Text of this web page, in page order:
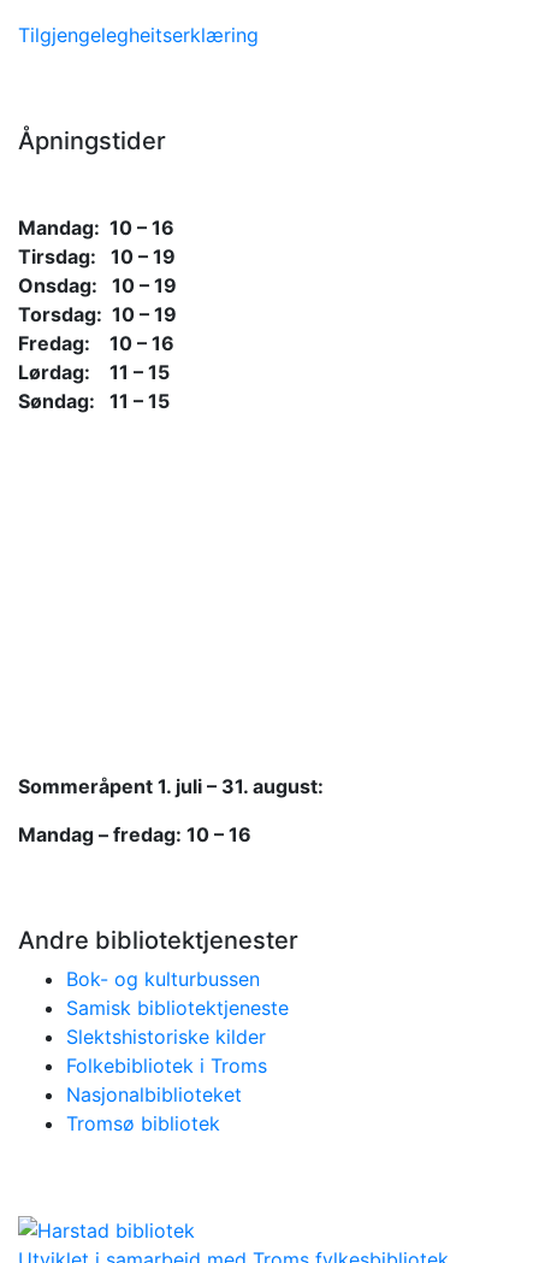
Tilgjengelegheitserklæring
Åpningstider
Mandag: 10 – 16
Tirsdag: 10 – 19
Onsdag: 10 – 19
Torsdag: 10 – 19
Fredag: 10 – 16
Lørdag: 11 – 15
Søndag: 11 – 15
Sommeråpent 1. juli – 31. august:
Mandag – fredag: 10 – 16
Andre bibliotektjenester
Bok- og kulturbussen
Samisk bibliotektjeneste
Slektshistoriske kilder
Folkebibliotek i Troms
Nasjonalbiblioteket
Tromsø bibliotek